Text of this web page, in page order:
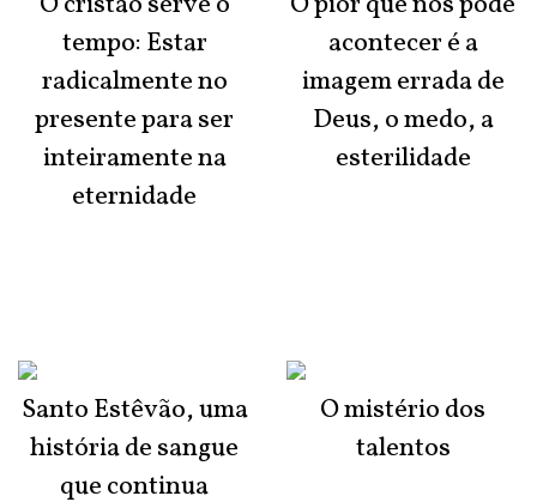
tempo: Estar
radicalmente no
presente para ser
inteiramente na
eternidade
Santo Estêvão, uma
história de sangue
que continua
acontecer é a
imagem errada de
Deus, o medo, a
esterilidade
O mistério dos
talentos